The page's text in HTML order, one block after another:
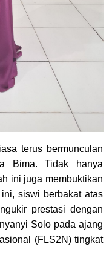
terus bermunculan
Bima. Tidak hanya
ini juga membuktikan
siswi berbakat atas
prestasi dengan
Solo pada ajang
(FLS2N) tingkat